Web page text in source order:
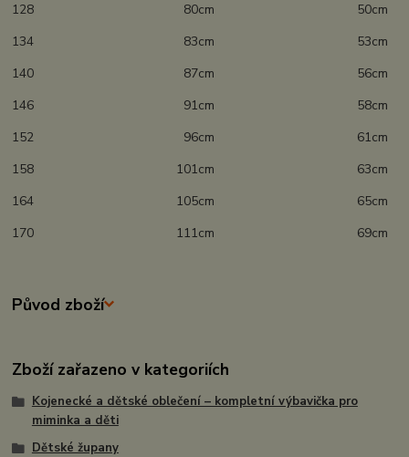
128 80cm 50cm
134 83cm 53cm
140 87cm 56cm
146 91cm 58cm
152 96cm 61cm
158 101cm 63cm
164 105cm 65cm
170 111cm 69cm
Původ zboží
Zboží zařazeno v kategoriích
Kojenecké a dětské oblečení – kompletní výbavička pro
miminka a děti
Dětské župany